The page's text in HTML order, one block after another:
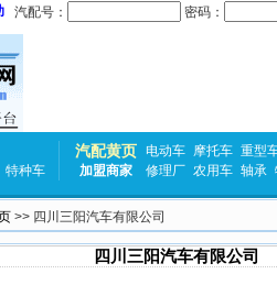
汽配号： 密码：
特种车
汽配黄页 电动车 摩托车 重型
加盟商家
修理厂 农用车 轴承
>> 四川三阳汽车有限公司
四川三阳汽车有限公司